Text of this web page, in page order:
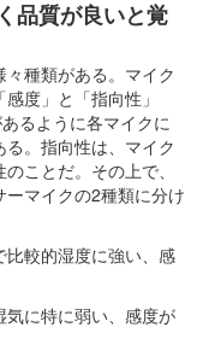
品質が良いと覚
種類がある。マイク
度」と「指向性」
るように各マイクに
。指向性は、マイク
ことだ。その上で、
マイクの2種類に分け
比較的湿度に強い、感
気に特に弱い、感度が